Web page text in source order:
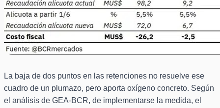
La baja de dos puntos en las retenciones no resuelve ese
cuadro de un plumazo, pero aporta oxígeno concreto. Según
el análisis de GEA-BCR, de implementarse la medida, el